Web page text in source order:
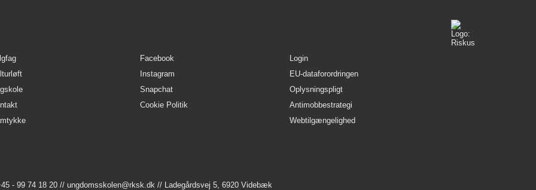
Facebook
Instagram
Snapchat
Cookie Politik
Login
EU-dataforordringen
Oplysningspligt
Antimobbestrategi
Webtilgængelighed
- 99 74 18 20 // ungdomsskolen@rksk.dk // Ladegårdsvej 5, 6920 Videbæk